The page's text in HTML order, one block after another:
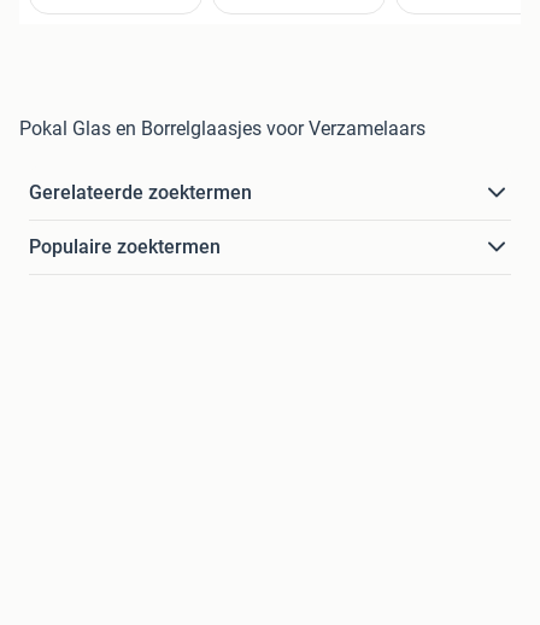
Pokal Glas en Borrelglaasjes voor Verzamelaars
Gerelateerde zoektermen
Populaire zoektermen